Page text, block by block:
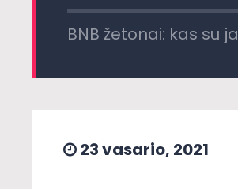
BNB žetonai: kas su
23 vasario, 2021